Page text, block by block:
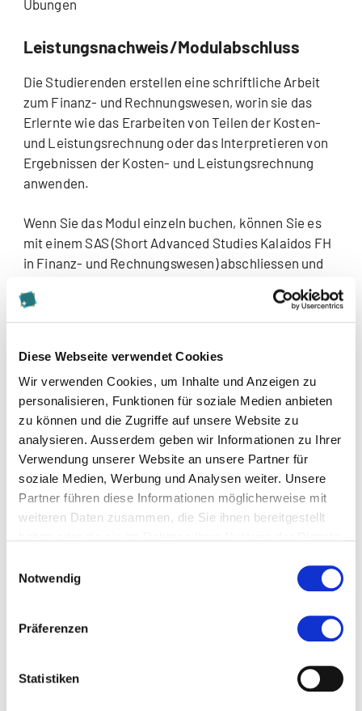
Diese Webseite verwendet Cookies
Wir verwenden Cookies, um Inhalte und Anzeigen zu
personalisieren, Funktionen für soziale Medien anbieten
zu können und die Zugriffe auf unsere Website zu
analysieren. Ausserdem geben wir Informationen zu Ihrer
Verwendung unserer Website an unsere Partner für
soziale Medien, Werbung und Analysen weiter. Unsere
Partner führen diese Informationen möglicherweise mit
weiteren Daten zusammen, die Sie ihnen bereitgestellt
Notwendig
Präferenzen
Statistiken
Übungen
Leistungsnachweis/Modulabschluss
Die Studierenden erstellen eine schriftliche Arbeit
zum Finanz- und Rechnungswesen, worin sie das
Erlernte wie das Erarbeiten von Teilen der Kosten-
und Leistungsrechnung oder das Interpretieren von
Ergebnissen der Kosten- und Leistungsrechnung
anwenden.
Wenn Sie das Modul einzeln buchen, können Sie es
mit einem SAS (Short Advanced Studies Kalaidos FH
in Finanz- und Rechnungswesen) abschliessen und
Modul hingegen von Beginn an im Rahmen eines CAS,
DAS oder MAS belegt, wird kein separates SAS-
Zertifikat des jeweiligen Gesamtprogramms. Ein
Modul, das im Rahmen eines CAS/DAS/MAS gebucht
wurde, kann nicht nachträglich zusätzlich als SAS
ausgestellt werden.
Voraussetzungen
Kenntnisse des wissenschaftlichen Arbeitens
Fähigkeit, englische Texte zu lesen und zu
Zulassungsbedingungen
Hochschulabschluss und ausreichend
oder